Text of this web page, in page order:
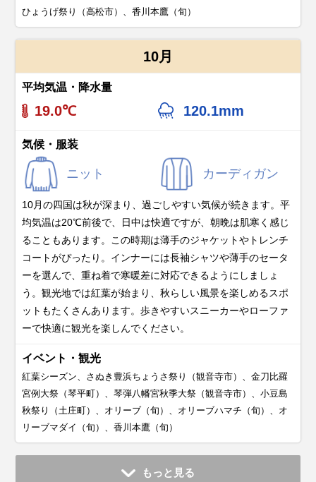
ひょうげ祭り（高松市）、香川本鷹（旬）
10月
平均気温・降水量
19.0℃ 120.1mm
気候・服装
ニット カーディガン
10月の四国は秋が深まり、過ごしやすい気候が続きます。平
均気温は20℃前後で、日中は快適ですが、朝晩は肌寒く感じ
ることもあります。この時期は薄手のジャケットやトレンチ
コートがぴったり。インナーには長袖シャツや薄手のセータ
ーを選んで、重ね着で寒暖差に対応できるようにしましょ
う。観光地では紅葉が始まり、秋らしい風景を楽しめるスポ
ットもたくさんあります。歩きやすいスニーカーやローファ
ーで快適に観光を楽しんでください。
イベント・観光
紅葉シーズン、さぬき豊浜ちょうさ祭り（観音寺市）、金刀比羅
宮例大祭（琴平町）、琴弾八幡宮秋季大祭（観音寺市）、小豆島
秋祭り（土庄町）、オリーブ（旬）、オリーブハマチ（旬）、オ
リーブマダイ（旬）、香川本鷹（旬）
11月
12月
1月
2月
3月
4月
5月
6月
7月
もっと見る